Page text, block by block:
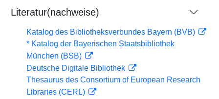
Literatur(nachweise)
Katalog des Bibliotheksverbundes Bayern (BVB)
* Katalog der Bayerischen Staatsbibliothek
München (BSB)
Deutsche Digitale Bibliothek
Thesaurus des Consortium of European Research
Libraries (CERL)